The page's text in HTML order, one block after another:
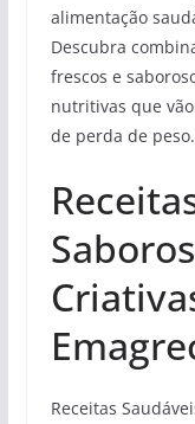
alimentação
Descubra
frescos e
nutritivas que
de perda de
Receitas